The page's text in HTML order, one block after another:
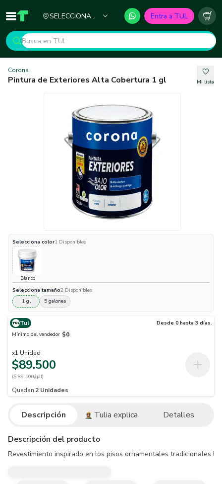
Inicio TUL - Tu Marketplace de Construcción
SELECCIONA
Entra a TUL
Corona
Pintura de Exteriores Alta Cobertura 1 gl Mi lista
Selecciona color1 Disponibles
Blanco
Selecciona tamaño2 Disponibles
1 gl
5 galones
Tul
Desde 0 hasta 3 días.
Mínimo del vendedor $0
x1 Unidad
$89.500
($ 89.500/gal)
Quedan 2 Unidades
Descripción Tulia explica Detalles
Descripción del producto
Revestimiento inspirado en los pisos ornamentales tradicionales